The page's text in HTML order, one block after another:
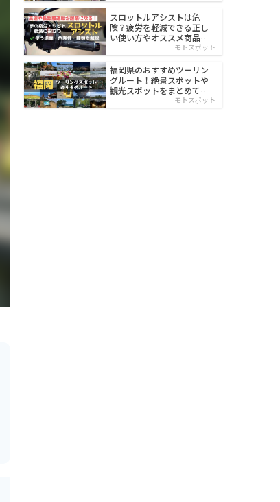
スロットルアシストは危
険？疲労を軽減できる正し
い使い方やオススメ商品を
モトスポット
福岡県のおすすめツーリン
グルート！絶景スポットや
観光スポットをまとめて紹
モトスポット